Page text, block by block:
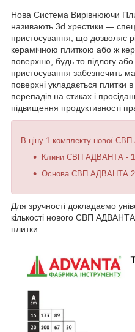
Нова Система Вирівнюючи
називають 3d хрестики —
пристосування, що дозволяє
керамічною плиткою або ж
поверхню, будь то підлогу
пристосування забезпечить
поверхні укладається плитки
перепадів на стиках і
підвищення продуктивності
В ціну 1 комплекту нової
Клини СВП АДВАНТА -
Основа СВП АДВАНТА
Для зручності докладаємо
кількості нового СВП
плитки.